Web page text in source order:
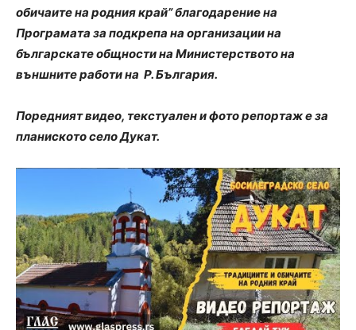
обичаите на родния край” благодарение на
Програмата за подкрепа на организации на
българскате общности на Министерството на
външните работи на Р. България.
Поредниятвидео, текстуален и фото репортаж е за
планиското село Дукат.